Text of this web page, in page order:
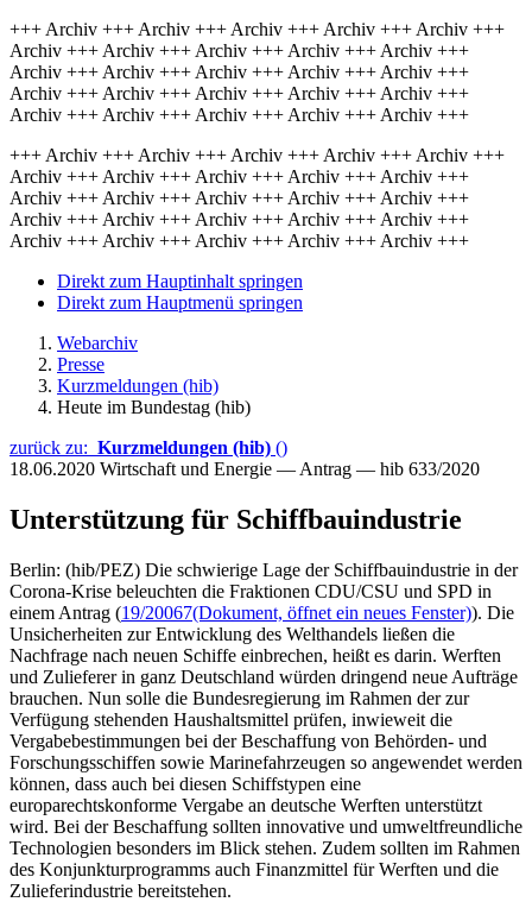
+++ Archiv +++ Archiv +++ Archiv +++ Archiv +++ Archiv +++
Archiv +++ Archiv +++ Archiv +++ Archiv +++ Archiv +++
Archiv +++ Archiv +++ Archiv +++ Archiv +++ Archiv +++
Archiv +++ Archiv +++ Archiv +++ Archiv +++ Archiv +++
Archiv +++ Archiv +++ Archiv +++ Archiv +++ Archiv +++
+++ Archiv +++ Archiv +++ Archiv +++ Archiv +++ Archiv +++
Archiv +++ Archiv +++ Archiv +++ Archiv +++ Archiv +++
Archiv +++ Archiv +++ Archiv +++ Archiv +++ Archiv +++
Archiv +++ Archiv +++ Archiv +++ Archiv +++ Archiv +++
Archiv +++ Archiv +++ Archiv +++ Archiv +++ Archiv +++
Direkt zum Hauptinhalt springen
Direkt zum Hauptmenü springen
Webarchiv
Presse
Kurzmeldungen (hib)
Heute im Bundestag (hib)
zurück zu: Kurzmeldungen (hib) ()
18.06.2020 Wirtschaft und Energie — Antrag — hib 633/2020
Unterstützung für Schiffbauindustrie
Berlin: (hib/PEZ) Die schwierige Lage der Schiffbauindustrie in der
Corona-Krise beleuchten die Fraktionen CDU/CSU und SPD in
einem Antrag (19/20067(Dokument, öffnet ein neues Fenster)). Die
Unsicherheiten zur Entwicklung des Welthandels ließen die
Nachfrage nach neuen Schiffe einbrechen, heißt es darin. Werften
und Zulieferer in ganz Deutschland würden dringend neue Aufträge
brauchen. Nun solle die Bundesregierung im Rahmen der zur
Verfügung stehenden Haushaltsmittel prüfen, inwieweit die
Vergabebestimmungen bei der Beschaffung von Behörden- und
Forschungsschiffen sowie Marinefahrzeugen so angewendet werden
können, dass auch bei diesen Schiffstypen eine
europarechtskonforme Vergabe an deutsche Werften unterstützt
wird. Bei der Beschaffung sollten innovative und umweltfreundliche
Technologien besonders im Blick stehen. Zudem sollten im Rahmen
des Konjunkturprogramms auch Finanzmittel für Werften und die
Zulieferindustrie bereitstehen.